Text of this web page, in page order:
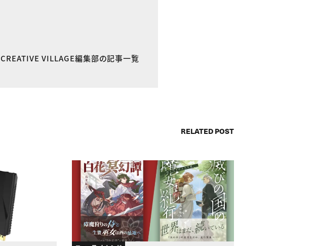
CREATIVE VILLAGE編集部の記事一覧
RELATED POST